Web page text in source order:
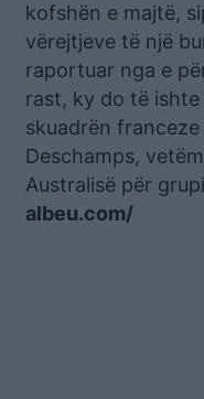
kofshën e majtë,
vërejtjeve të një
raportuar nga e
rast, ky do të ishte
skuadrën
Deschamps,
Australisë për
albeu.com/